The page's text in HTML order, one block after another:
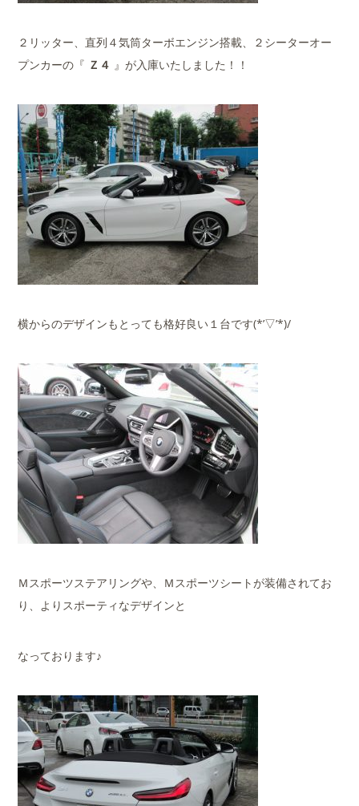
２リッター、直列４気筒ターボエンジン搭載、２シーターオー
プンカーの『 Ｚ４ 』が入庫いたしました！！
横からのデザインもとっても格好良い１台です(*’▽’*)/
Ｍスポーツステアリングや、Ｍスポーツシートが装備されてお
り、よりスポーティなデザインと
なっております♪